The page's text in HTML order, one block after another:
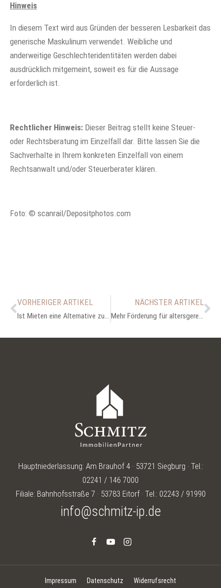
Hinweis
In diesem Text wird aus Gründen der besseren Lesbarkeit das
generische Maskulinum verwendet. Weibliche und
anderweitige Geschlechteridentitäten werden dabei
ausdrücklich mitgemeint, soweit es für die Aussage
erforderlich ist.
Rechtlicher Hinweis: Dieser Beitrag stellt keine Steuer-
oder Rechtsberatung im Einzelfall dar. Bitte lassen Sie die
Sachverhalte in Ihrem konkreten Einzelfall von einem
Rechtsanwalt und/oder Steuerberater klären.
Foto: © scanrail/Depositphotos.com
VORHERIGER ARTIKEL
Ist Mieten eine Alternative zum Kaufen?
NÄCHSTER ARTIKEL
Mehr Förderung für altersgerechten Umbau
Hauptniederlassung: Am Brauhof 4 · 53721 Siegburg · Tel.:
02241 / 146 7000
Filiale: Bahnhofsstraße 7 · 53783 Eitorf · Tel.: 02243 / 91990
info@schmitz-ip.de
Impressum Datenschutz Widerrufsrecht